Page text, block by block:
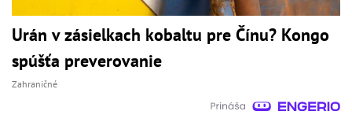
Urán v zásielkach kobaltu pre Čínu? Kongo
spúšťa preverovanie
Zahraničné